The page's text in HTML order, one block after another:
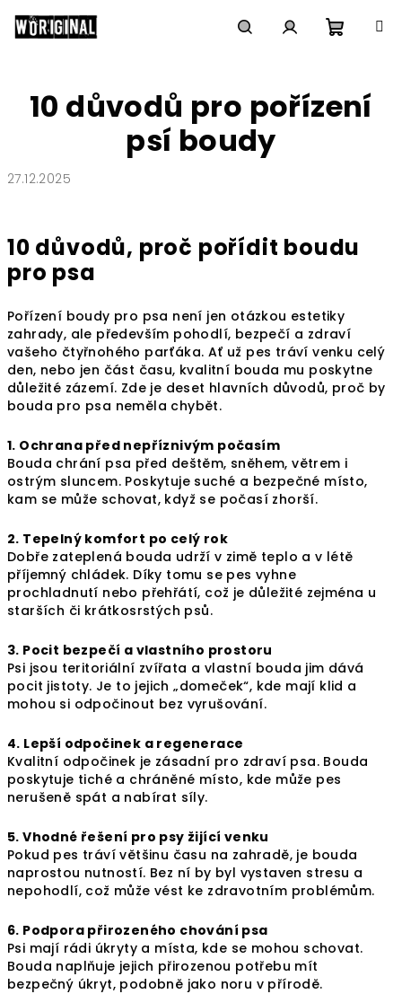
na
obsah
košík
10 důvodů pro pořízení
psí boudy
27.12.2025
10 důvodů, proč pořídit boudu
pro psa
Pořízení boudy pro psa není jen otázkou estetiky
zahrady, ale především pohodlí, bezpečí a zdraví
vašeho čtyřnohého parťáka. Ať už pes tráví venku celý
den, nebo jen část času, kvalitní bouda mu poskytne
důležité zázemí. Zde je deset hlavních důvodů, proč by
bouda pro psa neměla chybět.
1. Ochrana před nepříznivým počasím
Bouda chrání psa před deštěm, sněhem, větrem i
ostrým sluncem. Poskytuje suché a bezpečné místo,
kam se může schovat, když se počasí zhorší.
2. Tepelný komfort po celý rok
Dobře zateplená bouda udrží v zimě teplo a v létě
příjemný chládek. Díky tomu se pes vyhne
prochladnutí nebo přehřátí, což je důležité zejména u
starších či krátkosrstých psů.
3. Pocit bezpečí a vlastního prostoru
Psi jsou teritoriální zvířata a vlastní bouda jim dává
pocit jistoty. Je to jejich „domeček“, kde mají klid a
mohou si odpočinout bez vyrušování.
4. Lepší odpočinek a regenerace
Kvalitní odpočinek je zásadní pro zdraví psa. Bouda
poskytuje tiché a chráněné místo, kde může pes
nerušeně spát a nabírat síly.
5. Vhodné řešení pro psy žijící venku
Pokud pes tráví většinu času na zahradě, je bouda
naprostou nutností. Bez ní by byl vystaven stresu a
nepohodlí, což může vést ke zdravotním problémům.
6. Podpora přirozeného chování psa
Psi mají rádi úkryty a místa, kde se mohou schovat.
Bouda naplňuje jejich přirozenou potřebu mít
bezpečný úkryt, podobně jako noru v přírodě.